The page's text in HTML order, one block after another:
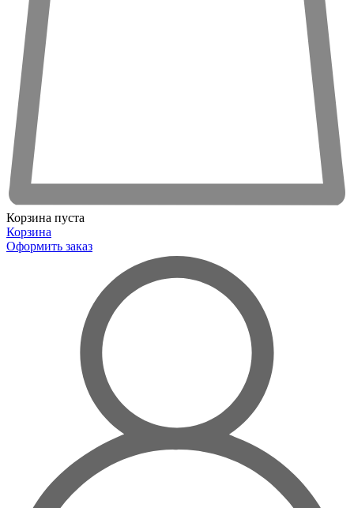
Корзина пуста
Корзина
Оформить заказ